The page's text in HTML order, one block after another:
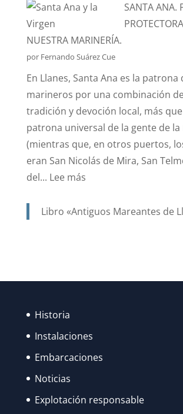
LA
ANÉCDOTA
DEL
ESTANDARTE
DE
SANTA
ANA?
SANTA ANA.
NUESTRA MARINERÍA.
por Fernando Suárez Cue
En Llanes, Santa Ana es la patrona
marineros por una combinación
tradición y devoción local, más
patrona universal de la gente de la
(mientras que, en otros puertos,
eran San Nicolás de Mira, San
del... Lee más:
ANA.
Libro «Antiguos Mareantes de
Historia
Instalaciones
Embarcaciones
Noticias
Explotación responsable